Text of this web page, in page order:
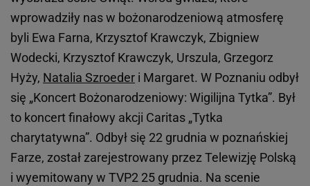
wprowadziły nas w bożonarodzeniową atmosferę
byli Ewa Farna, Krzysztof Krawczyk, Zbigniew
Wodecki, Krzysztof Krawczyk, Urszula, Grzegorz
Hyży, Natalia Szroeder i Margaret. W Poznaniu odbył
się „Koncert Bożonarodzeniowy: Wigilijna Tytka”. Był
to koncert finałowy akcji Caritas „Tytka
charytatywna”. Odbył się 22 grudnia w poznańskiej
Farze, został zarejestrowany przez Telewizję Polską
i wyemitowany w TVP2 25 grudnia. Na scenie